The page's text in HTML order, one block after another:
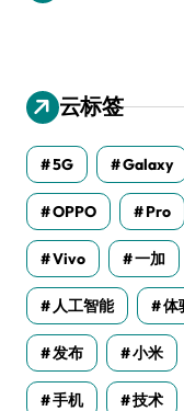
云标签
5G Galaxy
OPPO Pro
Vivo 一加
人工智能 体
发布 小米
手机 技术